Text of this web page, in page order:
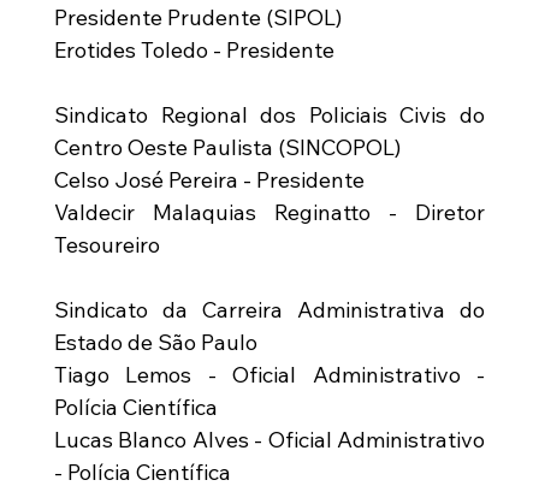
Presidente Prudente (SIPOL)
Erotides Toledo - Presidente
Sindicato Regional dos Policiais Civis do
Centro Oeste Paulista (SINCOPOL)
Celso José Pereira - Presidente
Valdecir Malaquias Reginatto - Diretor
Tesoureiro
Sindicato da Carreira Administrativa do
Estado de São Paulo
Tiago Lemos - Oficial Administrativo -
Polícia Científica
Lucas Blanco Alves - Oficial Administrativo
- Polícia Científica